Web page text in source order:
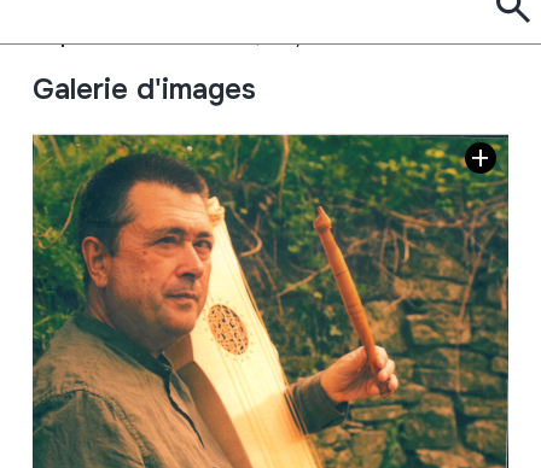
Emplacement: Biblioteka; XXI / 3
Galerie d'images